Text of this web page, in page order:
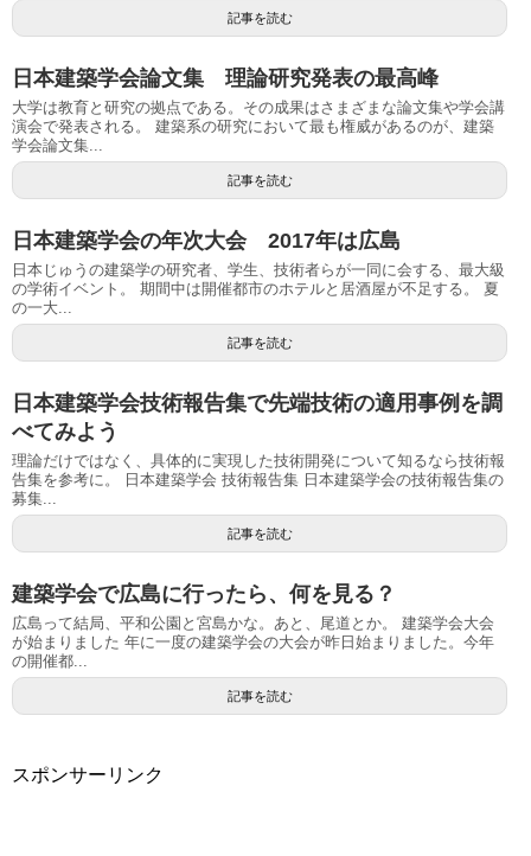
記事を読む
日本建築学会論文集 理論研究発表の最高峰
大学は教育と研究の拠点である。その成果はさまざまな論文集や学会講
演会で発表される。 建築系の研究において最も権威があるのが、建築
学会論文集...
記事を読む
日本建築学会の年次大会 2017年は広島
日本じゅうの建築学の研究者、学生、技術者らが一同に会する、最大級
の学術イベント。 期間中は開催都市のホテルと居酒屋が不足する。 夏
の一大...
記事を読む
日本建築学会技術報告集で先端技術の適用事例を調
べてみよう
理論だけではなく、具体的に実現した技術開発について知るなら技術報
告集を参考に。 日本建築学会 技術報告集 日本建築学会の技術報告集の
募集...
記事を読む
建築学会で広島に行ったら、何を見る？
広島って結局、平和公園と宮島かな。あと、尾道とか。 建築学会大会
が始まりました 年に一度の建築学会の大会が昨日始まりました。今年
の開催都...
記事を読む
スポンサーリンク